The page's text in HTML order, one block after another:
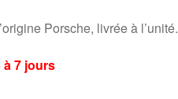
Porsche, livrée à l’unité.
à 7 jours